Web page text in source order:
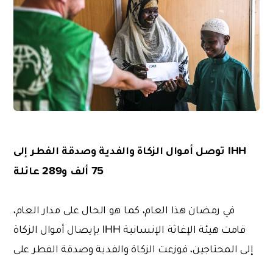
IHH توصل أموال الزكاة والفدية وصدقة الفطر إلى
75 ألف و289 عائلة
في رمضان هذا العام، كما هو الحال على مدار العام،
قامت هيئة الإغاثة الإنسانية IHH بإيصال أموال الزكاة
إلى المحتاجين، فوزعت الزكاة والفدية وصدقة الفطر على